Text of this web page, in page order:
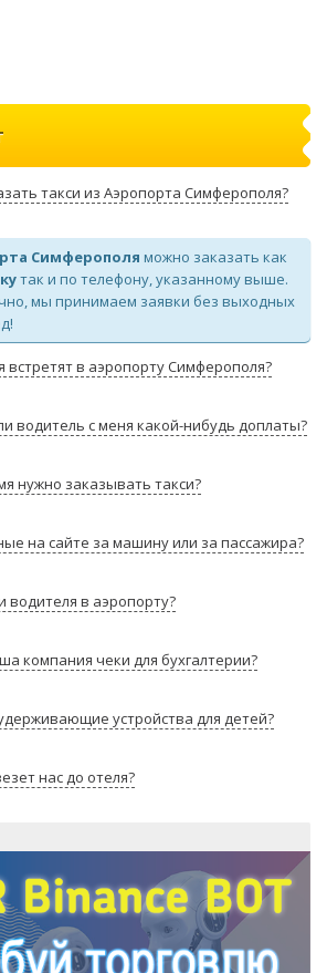
такси из Аэропорта Симферополя?
Симферополя можно заказать как
так и по телефону, указанному выше.
мы принимаем заявки без выходных
встретят в аэропорту Симферополя?
водитель с меня какой-нибудь доплаты?
нужно заказывать такси?
на сайте за машину или за пассажира?
водителя в аэропорту?
компания чеки для бухгалтерии?
устройства для детей?
нас до отеля?